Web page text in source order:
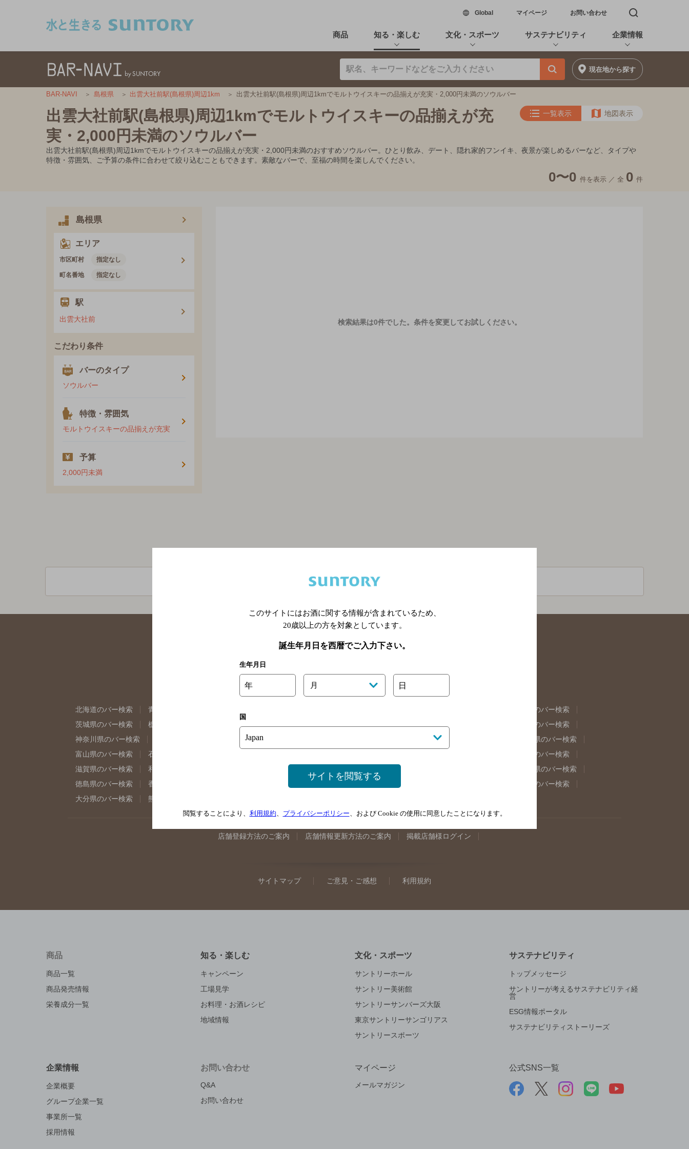
Global新しいウィンドウで開く
マイページ お問い合わせ 検索窓を開く
商品 知る・楽しむ 文化・スポーツ サステナビリティ 企業情報
現在地から探す
BAR-NAVI 島根県 出雲大社前駅(島根県)周辺1km 出雲大社前駅(島根県)周辺1kmでモルトウイスキーの品揃えが充実・2,000円未満のソウルバー
出雲大社前駅(島根県)周辺1kmでモルトウイスキーの品揃えが充
実・2,000円未満のソウルバー
一覧表示 地図表示
出雲大社前駅(島根県)周辺1kmでモルトウイスキーの品揃えが充実・2,000円未満のおすすめソウルバー。ひとり飲み、デート、隠れ家的フンイキ、夜景が楽しめるバーなど、タイプや
特徴・雰囲気、ご予算の条件に合わせて絞り込むこともできます。素敵なバーで、至福の時間を楽しんでください。
0〜0 件を表示 ／ 全 0 件
島根県
エリア
市区町村 指定なし
町名番地 指定なし
駅
出雲大社前
こだわり条件
バーのタイプ
ソウルバー
特徴・雰囲気
モルトウイスキーの品揃えが充実
予算
2,000円未満
検索結果は0件でした。 条件を変更してお試しください。
関連ページ
北海道のバー検索 青森県のバー検索
福島県のバー検索
茨城県のバー検索
栃木県のバー検索
東京都のバー検索
神奈川県のバー検索
埼玉県のバー検索
岐阜県のバー検索
富山県のバー検索
石川県のバー検索
奈良県のバー検索
滋賀県のバー検索
和歌山県のバー検索 山口県のバー検索
島根県のバー検索
徳島県のバー検索
香川県のバー検索
佐賀県のバー検索
大分県のバー検索
熊本県のバー検索
店舗登録方法のご案内 店舗情報更新方法のご案内 掲載店舗様ログイン
サイトマップ ご意見・ご感想 利用規約
商品
商品一覧
商品発売情報
栄養成分一覧
知る・楽しむ
キャンペーン
工場見学
お料理・お酒レシピ
地域情報
文化・スポーツ
サントリーホール
サントリー美術館
サントリーサンバーズ大阪
東京サントリーサンゴリアス
サントリースポーツ
サステナビリティ
トップメッセージ
サントリーが考えるサステナビリティ経
営
ESG情報ポータル
サステナビリティストーリーズ
企業情報
企業概要
グループ企業一覧
事業所一覧
採用情報
お問い合わせ
Q&A
お問い合わせ
マイページ
メールマガジン
公式SNS一覧
このサイトにはお酒に関する情報が含まれているため、
20歳以上の方を対象としています。
誕生年月日を西暦でご入力下さい。
生年月日
年 月 日
国
サイトを閲覧する
閲覧することにより、 利用規約、 プライバシーポリシー、および Cookie の使用に同意したことになります。